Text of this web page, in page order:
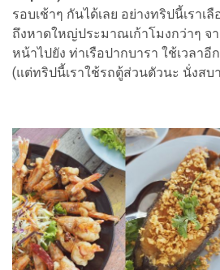
รอบเช้าๆ กันได้เลย อย่างทริปนี้เราเ
ถึงหาดใหญ่ประมาณเก้าโมงกว่าๆ จ
หน้าไปยัง ท่าเรือปากบารา ใช้เวลา
(แต่ทริปนี้เราใช้รถตู้ส่วนตัวนะ นั่งสบ